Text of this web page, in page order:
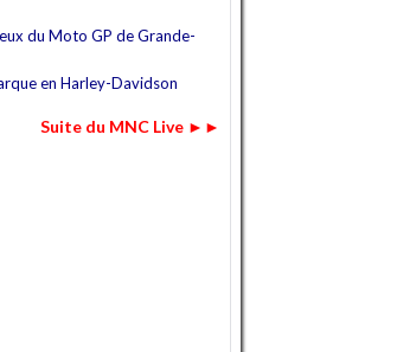
du Moto GP de Grande-
en Harley-Davidson
Suite du MNC Live ►►